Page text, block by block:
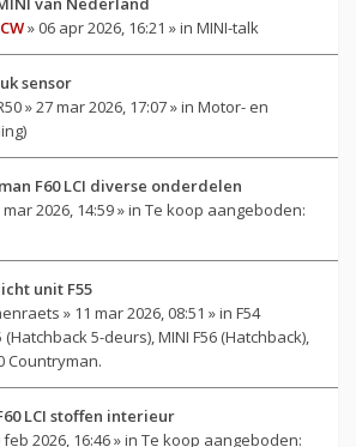
» 06 apr 2026, 16:21 » in MINI-talk
sensor
» 27 mar 2026, 17:07 » in Motor- en
F60 LCI diverse onderdelen
2026, 14:59 » in Te koop aangeboden:
unit F55
» 11 mar 2026, 08:51 » in F54
(Hatchback 5-deurs), MINI F56 (Hatchback),
Countryman.
LCI stoffen interieur
2026, 16:46 » in Te koop aangeboden: